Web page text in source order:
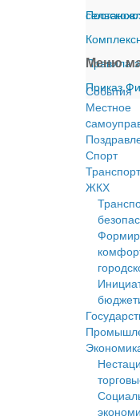
Правила
Приказ
Меню
События
Местное
Спорт
Транспорт
ЖКХ